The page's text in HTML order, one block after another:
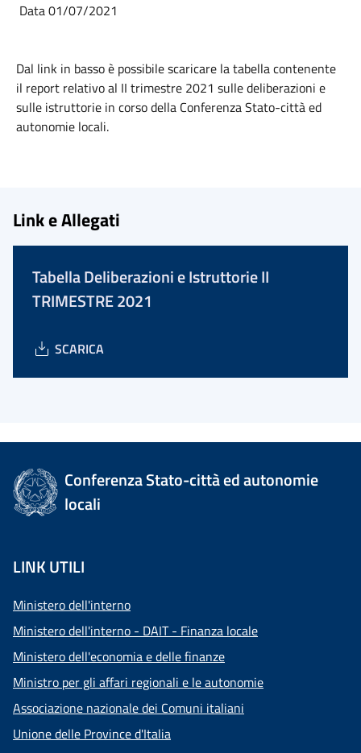
Data 01/07/2021
Dal link in basso è possibile scaricare la tabella contenente
il report relativo al II trimestre 2021 sulle deliberazioni e
sulle istruttorie in corso della Conferenza Stato-città ed
autonomie locali.
Link e Allegati
Tabella Deliberazioni e Istruttorie II
TRIMESTRE 2021
SCARICA
Conferenza Stato-città ed autonomie
locali
LINK UTILI
Ministero dell'interno
Ministero dell'interno - DAIT - Finanza locale
Ministero dell'economia e delle finanze
Ministro per gli affari regionali e le autonomie
Associazione nazionale dei Comuni italiani
Unione delle Province d'Italia